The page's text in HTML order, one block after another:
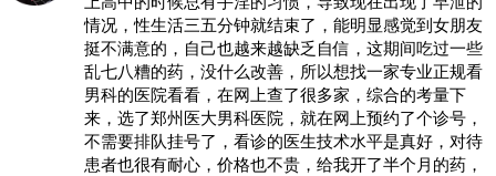
情况，性生活三五分钟就结束了，能明显感觉到女朋友
挺不满意的，自己也越来越缺乏自信，这期间吃过一些
乱七八糟的药，没什么改善，所以想找一家专业正规看
男科的医院看看，在网上查了很多家，综合的考量下
来，选了郑州医大男科医院，就在网上预约了个诊号，
不需要排队挂号了，看诊的医生技术水平是真好，对待
患者也很有耐心，价格也不贵，给我开了半个月的药，